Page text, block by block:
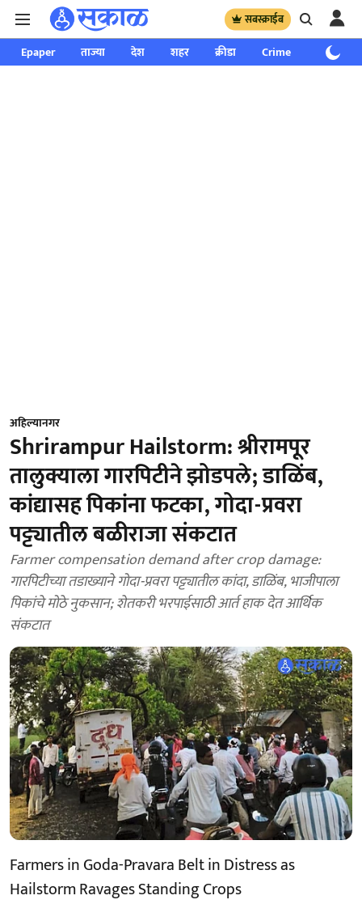
सबस्क्राईब
Epaper ताज्या देश शहर क्रीडा Crime साप्ताहिक
अहिल्यानगर
Shrirampur Hailstorm: श्रीरामपूर
तालुक्याला गारपिटीने झोडपले; डाळिंब,
कांद्यासह पिकांना फटका, गोदा-प्रवरा
पट्ट्यातील बळीराजा संकटात
Farmer compensation demand after crop damage:
गारपिटीच्या तडाख्याने गोदा-प्रवरा पट्ट्यातील कांदा, डाळिंब, भाजीपाला
पिकांचे मोठे नुकसान; शेतकरी भरपाईसाठी आर्त हाक देत आर्थिक
संकटात
Farmers in Goda-Pravara Belt in Distress as
Hailstorm Ravages Standing Crops